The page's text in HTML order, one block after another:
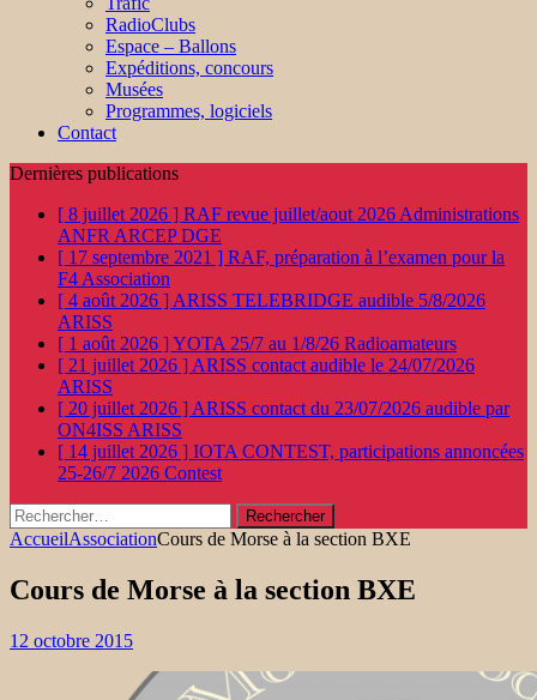
RadioClubs
Espace – Ballons
Expéditions, concours
Musées
Programmes, logiciels
Contact
Dernières publications
[ 8 juillet 2026 ] RAF revue juillet/aout 2026 Administrations
ANFR ARCEP DGE
[ 17 septembre 2021 ] RAF, préparation à l’examen pour la
F4 Association
[ 4 août 2026 ] ARISS TELEBRIDGE audible 5/8/2026
ARISS
[ 1 août 2026 ]YOTA 25/7 au 1/8/26 Radioamateurs
[ 21 juillet 2026 ] ARISS contact audible le 24/07/2026
ARISS
[ 20 juillet 2026 ] ARISS contact du 23/07/2026 audible par
ON4ISS ARISS
[ 14 juillet 2026 ] IOTA CONTEST, participations annoncées
25-26/7 2026 Contest
Rechercher :
AccueilAssociationCours de Morse à la section BXE
Cours de Morse à la section BXE
12 octobre 2015